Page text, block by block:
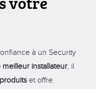
à un Security
installateur, il
et offre